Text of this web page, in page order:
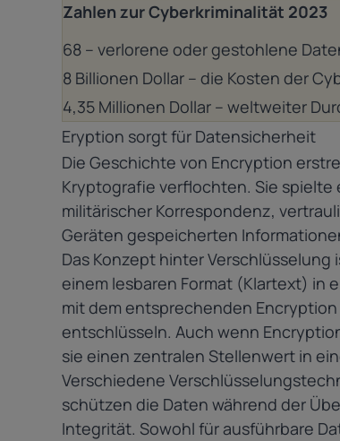
Zahlen zur Cyberkriminalität 2023
68 – verlorene oder gestohlene
8 Billionen Dollar – die Kosten der
4,35 Millionen Dollar – weltweiter
Eryption sorgt für Datensicherheit
Die Geschichte von Encryption
Kryptografie verflochten. Sie
militärischer Korrespondenz,
Geräten gespeicherten
Das Konzept hinter
einem lesbaren Format (Klartext) in
mit dem entsprechenden
entschlüsseln. Auch wenn
sie einen zentralen Stellenwert in
Verschiedene
schützen die Daten während der
Integrität. Sowohl für ausführbare